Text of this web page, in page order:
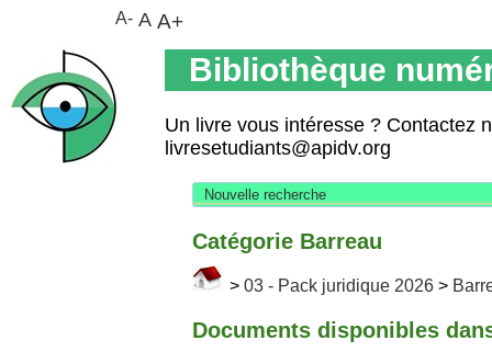
Bibliothèque
Un livre vous intéresse ? Contactez
livresetudiants@apidv.org
Nouvelle recherche
Catégorie Barreau
> 03 - Pack juridique 2026 >
Documents disponibles
A- A A+